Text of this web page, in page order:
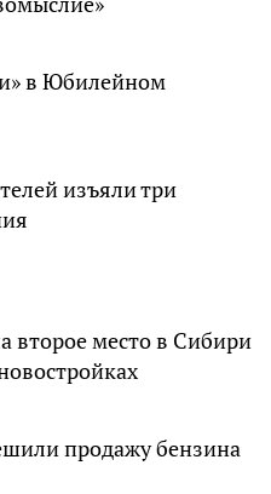
в Юбилейном
изъяли три
второе место в Сибири
продажу бензина